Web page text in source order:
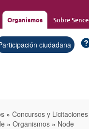
Organismos Sobre Sence
ciudadana
» Concursos y Licitaciones
» Organismos » Node